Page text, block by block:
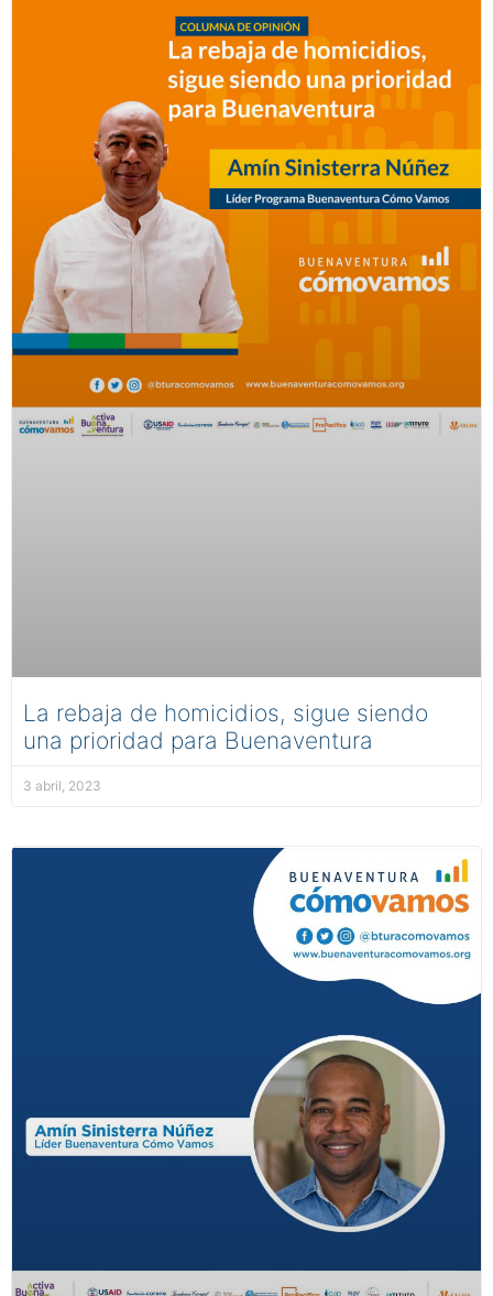
La rebaja de homicidios, sigue siendo
una prioridad para Buenaventura
3 abril, 2023